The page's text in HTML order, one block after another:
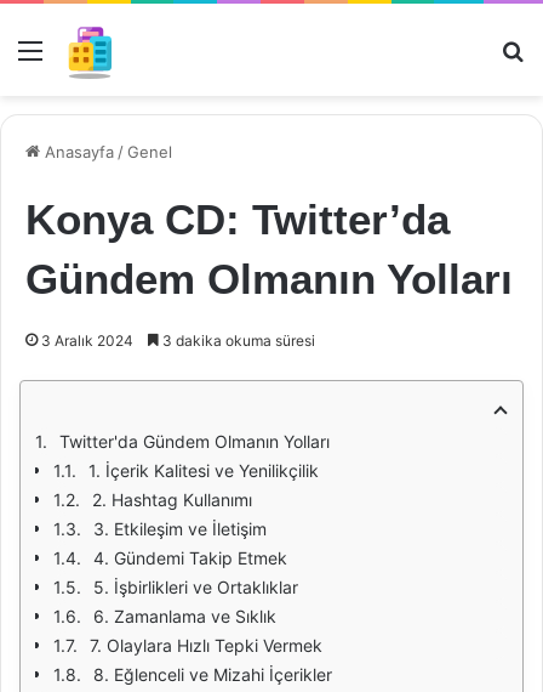
Menü
Anasayfa /Genel
Konya CD: Twitter’da
Gündem Olmanın Yolları
3 Aralık 2024 3 dakika okuma süresi
Twitter'da Gündem Olmanın Yolları
1. İçerik Kalitesi ve Yenilikçilik
2. Hashtag Kullanımı
3. Etkileşim ve İletişim
4. Gündemi Takip Etmek
5. İşbirlikleri ve Ortaklıklar
6. Zamanlama ve Sıklık
7. Olaylara Hızlı Tepki Vermek
8. Eğlenceli ve Mizahi İçerikler